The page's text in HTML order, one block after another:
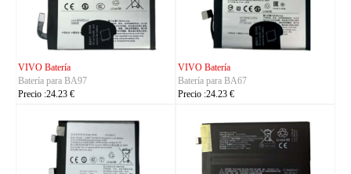
IHUNT Batería
Batería para Titan-P13000
Precio :30.23 €
HUACE Batería
Batería para LT60
Precio :42.23 €